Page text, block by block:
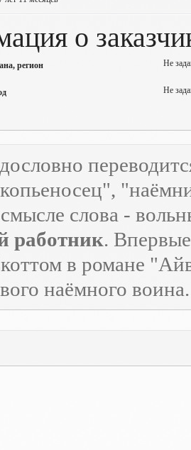
о
регион Не
Не
дословно
слова -
работник.
в романе
наёмного воина.